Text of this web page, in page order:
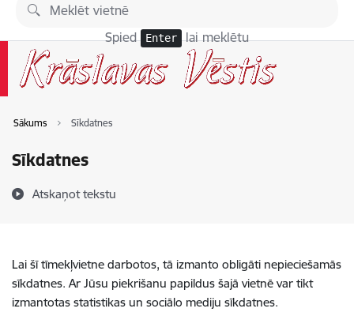
Pāriet uz lapas saturu
Spied Enter lai meklētu
Sākums Sīkdatnes
Sīkdatnes
Atskaņot tekstu
Lai šī tīmekļvietne darbotos, tā izmanto obligāti nepieciešamās
sīkdatnes. Ar Jūsu piekrišanu papildus šajā vietnē var tikt
izmantotas statistikas un sociālo mediju sīkdatnes.